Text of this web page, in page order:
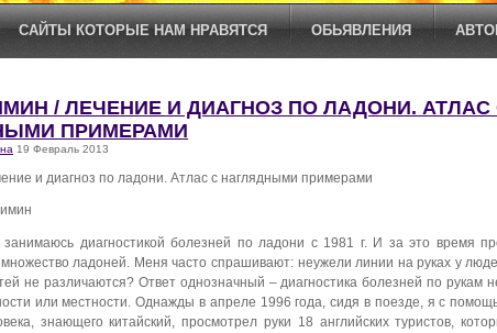
САЙТЫ КОТОРЫЕ НАМ НРАВЯТСЯ ОБЬЯВЛЕНИЯ
/ ЛЕЧЕНИЕ И ДИАГНОЗ ПО ЛАДОНИ. АТЛАС
ПРИМЕРАМИ
19 Февраль 2013
и диагноз по ладони. Атлас с наглядными примерами
диагностикой болезней по ладони с 1981 г. И за это время
ладоней. Меня часто спрашивают: неужели линии на руках у
не различаются? Ответ однозначный – диагностика болезней по рукам
или местности. Однажды в апреле 1996 года, сидя в поезде, я с
знающего китайский, просмотрел руки 18 английских туристов,